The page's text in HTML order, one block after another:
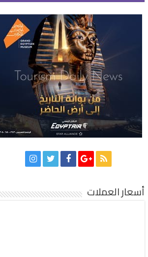
أسعار العملات